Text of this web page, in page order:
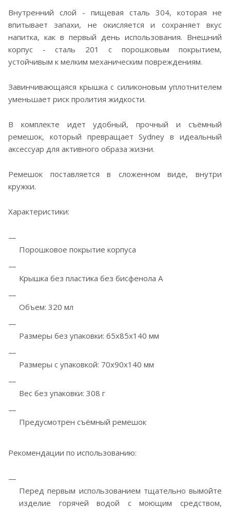
Внутренний слой - пищевая сталь 304, которая не
впитывает запахи, не окисляется и сохраняет вкус
напитка, как в первый день использования. Внешний
корпус - сталь 201 с порошковым покрытием,
устойчивым к мелким механическим повреждениям.
Завинчивающаяся крышка с силиконовым уплотнителем
уменьшает риск пролития жидкости.
В комплекте идет удобный, прочный и съёмный
ремешок, который превращает Sydney в идеальный
аксессуар для активного образа жизни.
Ремешок поставляется в сложенном виде, внутри
кружки.
Характеристики:
Порошковое покрытие корпуса
Крышка без пластика без бисфенола А
Объем: 320 мл
Размеры без упаковки: 65х85х140 мм
Размеры с упаковкой: 70х90х140 мм
Вес без упаковки: 308 г
Предусмотрен съёмный ремешок
Рекомендации по использованию:
Перед первым использованием тщательно вымойте
изделие горячей водой с моющим средством,